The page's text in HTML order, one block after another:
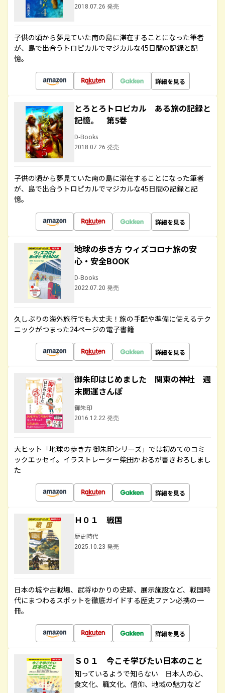
2018.07.26 発売
子供の頃から夢見ていた南の島に滞在することになった筆者
が、島で出合うトロピカルでマジカルな45日間の記録と記
憶。
詳細を見る
とろとろトロピカル ある旅の記録と
記憶。 第5巻
D-Books
2018.07.26 発売
子供の頃から夢見ていた南の島に滞在することになった筆者
が、島で出合うトロピカルでマジカルな45日間の記録と記
憶。
詳細を見る
地球の歩き方 ウィズコロナ旅の安
心・安全BOOK
D-Books
2022.07.20 発売
久しぶりの海外旅行でも大丈夫！旅の手配や準備に使えるテク
ニックがつまった24ページの電子書籍
詳細を見る
御朱印はじめました 関東の神社 週
末開運さんぽ
御朱印
2016.12.22 発売
大ヒット「地球の歩き方 御朱印シリーズ」では初めてのコミ
ックエッセイ。イラストレーター柴田かおるが書きおろしまし
た
詳細を見る
Ｈ０１ 戦国
歴史時代
2025.10.23 発売
日本の城や古戦場、武将ゆかりの史跡、展示施設など、戦国時
代にまつわるスポットを徹底ガイドする歴史ファン必携の一
冊。
詳細を見る
Ｓ０１ 今こそ学びたい日本のこと
知っているようで知らない 日本人の心、
食文化、職文化、信仰、地域の魅力など